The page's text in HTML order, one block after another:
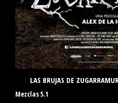
LAS BRUJAS DE
Mezclas 5.1